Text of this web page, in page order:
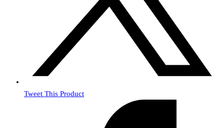
Tweet This Product